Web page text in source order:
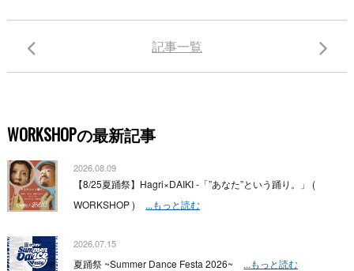
記事一覧
WORKSHOPの最新記事
2026.08.09
【8/25夏踊祭】Hagri×DAIKI -「”あなた”という踊り。」 (
WORKSHOP )
...もっと読む
2026.07.15
夏踊祭 ~Summer Dance Festa 2026~ ...もっと読む